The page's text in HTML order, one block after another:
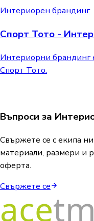
Интериорен брандинг
Спорт Тото -
Интериорни брандинг
Спорт Тото.
Въпроси за
Свържете се с екипа
материали, размери и
оферта.
Свържете се